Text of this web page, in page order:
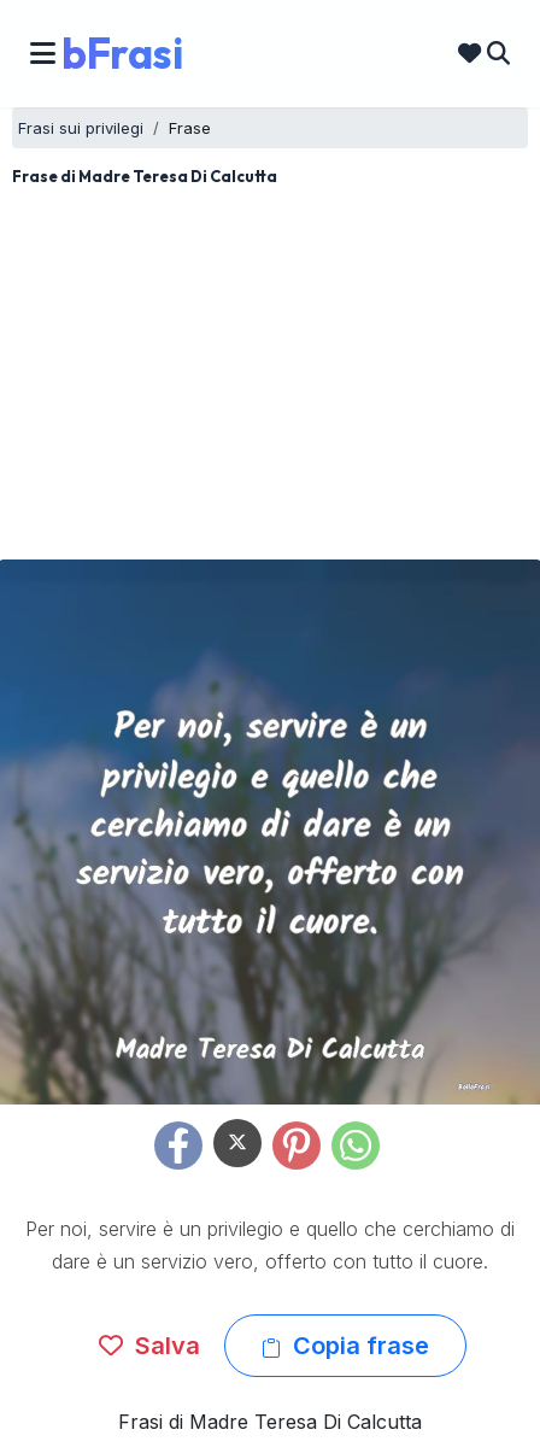
bFrasi
Frasi sui privilegi Frase
Frase di Madre Teresa Di Calcutta
Per noi, servire è un privilegio e quello che cerchiamo di
dare è un servizio vero, offerto con tutto il cuore.
Salva Copia frase
Frasi di Madre Teresa Di Calcutta